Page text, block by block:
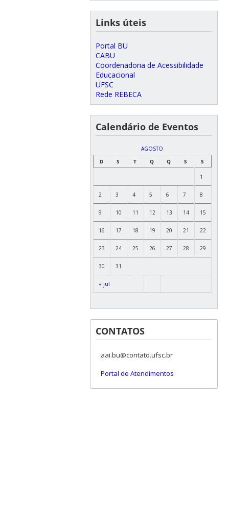
Links úteis
Portal BU
CABU
Coordenadoria de Acessibilidade
Educacional
UFSC
Rede REBECA
Calendário de Eventos
AGOSTO
D
S T Q Q S S
« jul
1
2 3 4 5 6 7 8
9 10 11 12 13 14 15
16 17 18 19 20 21 22
23 24 25 26 27 28 29
30 31
CONTATOS
aai.bu@contato.ufsc.br
Portal de Atendimentos